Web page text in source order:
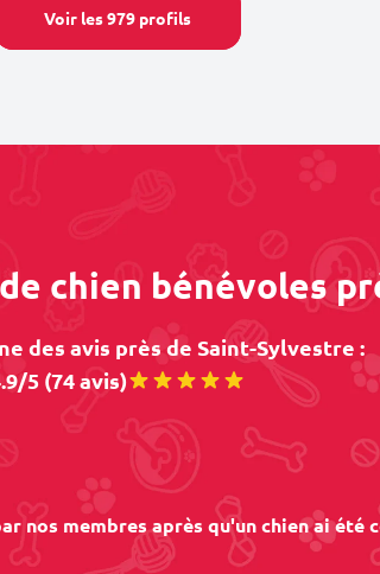
Voir les 979 profils
chien bénévoles
des avis près de Saint-Sylvestre :
5 (74 avis)
nos membres après qu'un chien ai été